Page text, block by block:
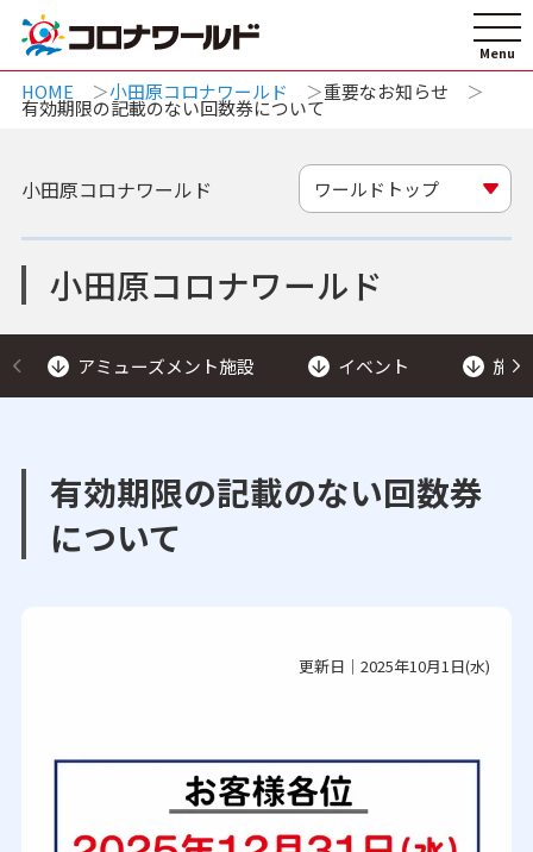
HOME 小田原コロナワールド 重要なお知らせ
有効期限の記載のない回数券について
小田原コロナワールド
小田原コロナワールド ワールドトップ
アミューズメント施設 イベント 施
有効期限の記載のない回数券
について
更新日｜2025年10月1日(水)